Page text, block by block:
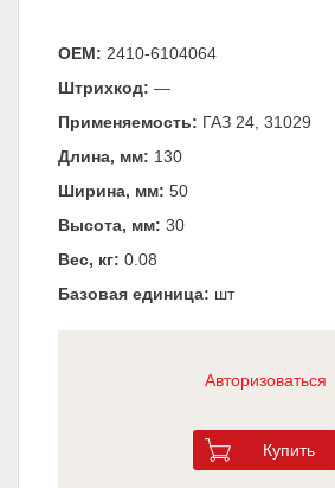
ОЕМ: 2410-6104064
Штрихкод: —
Применяемость: ГАЗ 24, 31029
Длина, мм: 130
Ширина, мм: 50
Высота, мм: 30
Вес, кг: 0.08
Базовая единица: шт
Авторизоваться
Купить